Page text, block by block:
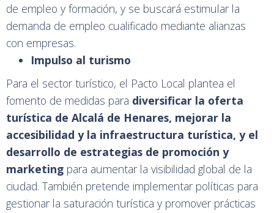
de empleo y formación, y se buscará estimular la
demanda de empleo cualificado mediante alianzas
con empresas.
Impulso al turismo
Para el sector turístico, el Pacto Local plantea el
fomento de medidas para diversificar la oferta
turística de Alcalá de Henares, mejorar la
accesibilidad y la infraestructura turística, y el
desarrollo de estrategias de promoción y
marketing para aumentar la visibilidad global de la
ciudad. También pretende implementar políticas para
gestionar la saturación turística y promover prácticas